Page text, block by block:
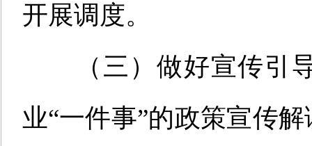
开展调度。
（ 三 ）做好宣传引
业“一件事”的政策宣传解